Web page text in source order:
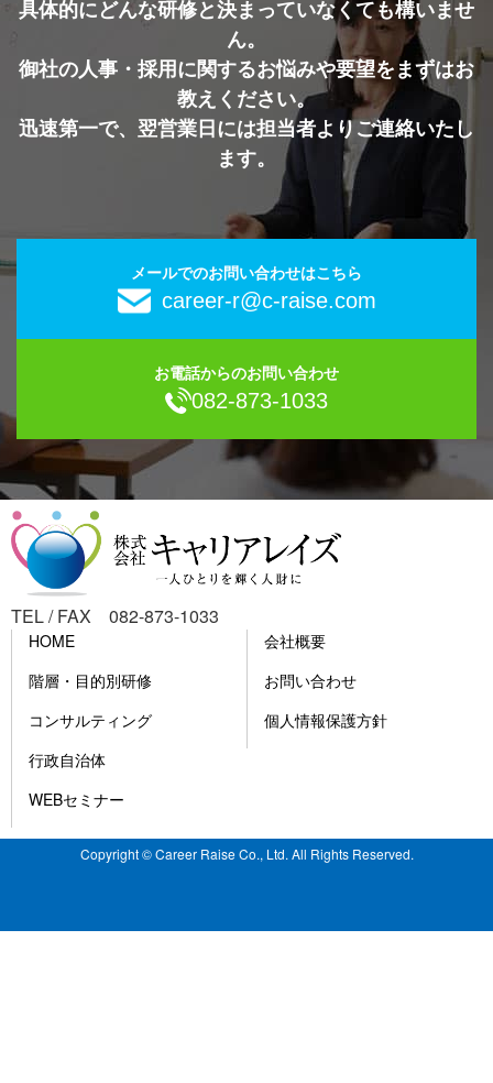
具体的にどんな研修と決まっていなくても構いませ
ん。
御社の人事・採用に関するお悩みや要望をまずはお
教えください。
迅速第一で、翌営業日には担当者よりご連絡いたし
ます。
メールでのお問い合わせはこちら
career-r@c-raise.com
お電話からのお問い合わせ
082-873-1033
TEL / FAX 082-873-1033
HOME
階層・目的別研修
コンサルティング
行政自治体
WEBセミナー
会社概要
お問い合わせ
個人情報保護方針
Copyright © Career Raise Co., Ltd. All Rights Reserved.